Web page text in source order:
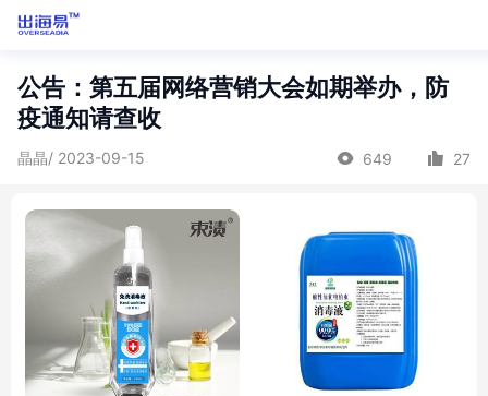
公告：第五届网络营销大会如期举办，防
疫通知请查收
晶晶/ 2023-09-15 649 27